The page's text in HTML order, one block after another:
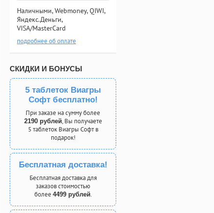
Наличными, Webmoney, QIWI,
Яндекс.Деньги,
VISA/MasterCard
подробнее об оплате
СКИДКИ И БОНУСЫ
5 таблеток Виагры
Софт бесплатно!
При заказе на сумму более
2190 рублей, Вы получаете
5 таблеток Виагры Софт в
подарок!
Бесплатная доставка!
Бесплатная доставка для
заказов стоимостью
более 4499 рублей.